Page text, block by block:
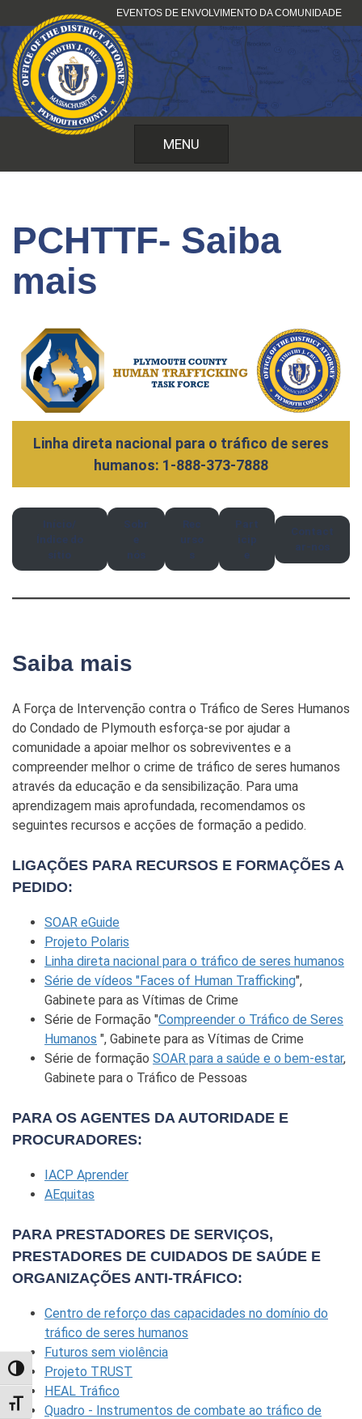
TOGGLE HIGH CONTRAST
TOGGLE FONT SIZE
para
o
conteúdo
EVENTOS DE ENVOLVIMENTO DA COMUNIDADE
MENU
PCHTTF- Saiba
mais
Linha direta nacional para o tráfico de seres
humanos: 1-888-373-7888
Início/
Índice do
sítio
Sobr
e
nós
Rec
urso
s
Part
icip
e
Contact
ar-nos
Saiba mais
A Força de Intervenção contra o Tráfico de Seres Humanos
do Condado de Plymouth esforça-se por ajudar a
comunidade a apoiar melhor os sobreviventes e a
compreender melhor o crime de tráfico de seres humanos
através da educação e da sensibilização. Para uma
aprendizagem mais aprofundada, recomendamos os
seguintes recursos e acções de formação a pedido.
LIGAÇÕES PARA RECURSOS E FORMAÇÕES A
PEDIDO:
SOAR eGuide
Projeto Polaris
Linha direta nacional para o tráfico de seres humanos
Série de vídeos "Faces of Human Trafficking",
Gabinete para as Vítimas de Crime
Série de Formação "Compreender o Tráfico de Seres
Humanos ", Gabinete para as Vítimas de Crime
Série de formação SOAR para a saúde e o bem-estar,
Gabinete para o Tráfico de Pessoas
PARA OS AGENTES DA AUTORIDADE E
PROCURADORES:
IACP Aprender
AEquitas
PARA PRESTADORES DE SERVIÇOS,
PRESTADORES DE CUIDADOS DE SAÚDE E
ORGANIZAÇÕES ANTI-TRÁFICO:
Centro de reforço das capacidades no domínio do
tráfico de seres humanos
Futuros sem violência
Projeto TRUST
HEAL Tráfico
Quadro - Instrumentos de combate ao tráfico de